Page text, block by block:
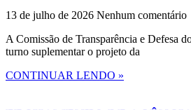
13 de julho de 2026 Nenhum comentário
A Comissão de Transparência e Defesa
turno suplementar o projeto da
CONTINUAR LENDO »